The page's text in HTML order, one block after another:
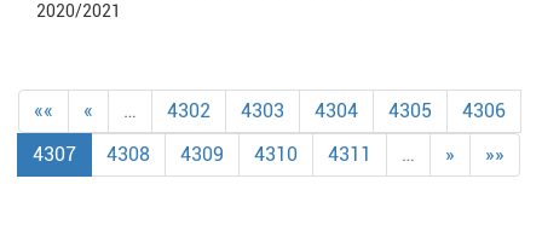
2020/2021
«« « … 4302 4303 4304 4305
4306
4307
4308 4309 4310 4311 … » »»